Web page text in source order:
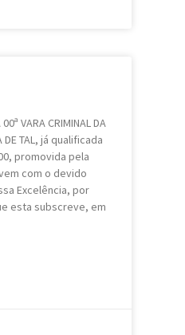
VARA CRIMINAL DA
DE TAL, já qualificada
promovida pela
com o devido
Excelência, por
esta subscreve, em